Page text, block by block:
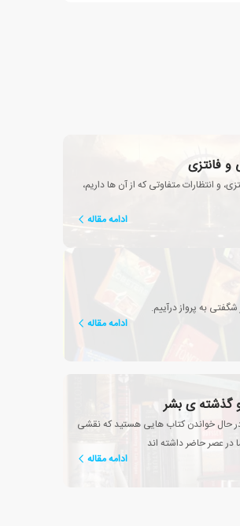
و فانتزی
و انتظارات متفاوتی که از آن ها داریم،
ادامه مقاله
شگفتی به پرواز درآییم.
ادامه مقاله
و گذشته ی بشر
در حال خواندن کتاب هایی هستید که نقشی
عصر حاضر داشته اند
ادامه مقاله